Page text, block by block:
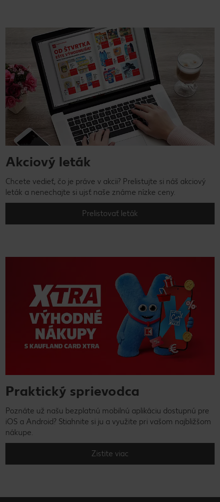
Akciový leták
Chcete vedieť, čo je práve v akcii? Prelistujte si náš akciový
leták a nenechajte si ujsť naše známe nízke ceny.
Prelistovať leták
Praktický sprievodca
Poznáte už našu bezplatnú mobilnú aplikáciu dostupnú pre
iOS a Android? Stiahnite si ju a využite pri vašom najbližšom
nákupe.
Zistite viac